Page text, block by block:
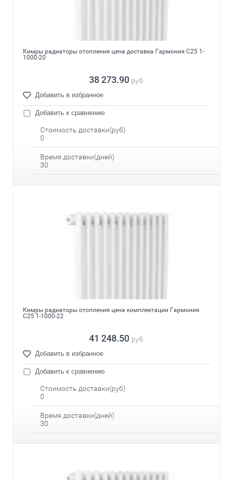
Кимры радиаторы отопления цена доставка Гармония С25 1-
1000-20
38 273.90 руб.
Добавить в избранное
Добавить к сравнению
Стоимость доставки(руб)
0
Время доставки(дней)
30
Кимры радиаторы отопления цена комплектации Гармония
С25 1-1000-22
41 248.50 руб.
Добавить в избранное
Добавить к сравнению
Стоимость доставки(руб)
0
Время доставки(дней)
30